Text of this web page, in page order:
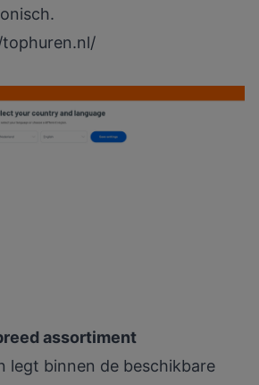
assortiment
legt binnen de beschikbare